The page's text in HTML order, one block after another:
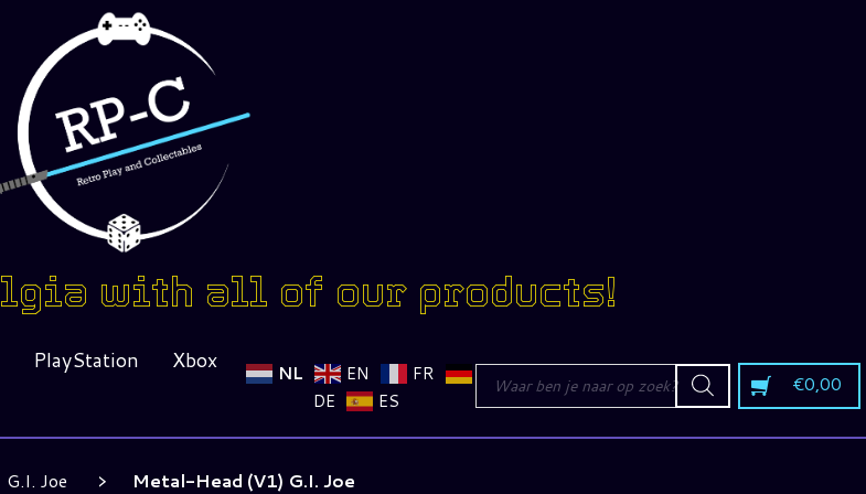
with all of our products!
PlayStation
Xbox
NL EN
FR
DE
ES
Producten
zoeken €0,00
G.I. Joe Metal-Head (V1) G.I. Joe